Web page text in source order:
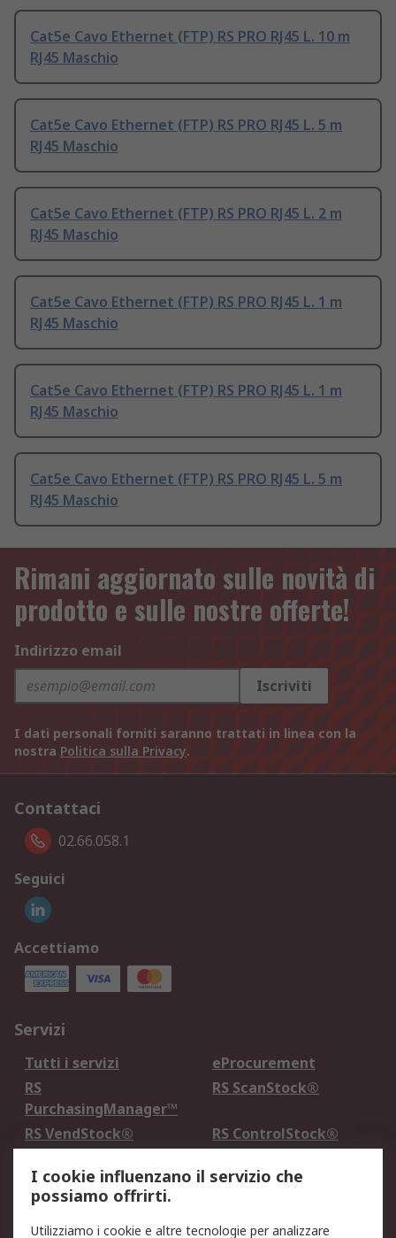
Cat5e Cavo Ethernet (FTP) RS PRO RJ45 L. 10 m
RJ45 Maschio
Cat5e Cavo Ethernet (FTP) RS PRO RJ45 L. 5 m
RJ45 Maschio
Cat5e Cavo Ethernet (FTP) RS PRO RJ45 L. 2 m
RJ45 Maschio
Cat5e Cavo Ethernet (FTP) RS PRO RJ45 L. 1 m
RJ45 Maschio
Cat5e Cavo Ethernet (FTP) RS PRO RJ45 L. 1 m
RJ45 Maschio
Cat5e Cavo Ethernet (FTP) RS PRO RJ45 L. 5 m
RJ45 Maschio
Rimani aggiornato sulle novità di
prodotto e sulle nostre offerte!
Indirizzo email
Iscriviti
I dati personali forniti saranno trattati in linea con la
nostra Politica sulla Privacy.
Contattaci
02.66.058.1
Seguici
Accettiamo
Servizi
Tutti i servizi
eProcurement
RS
PurchasingManager™
RS ScanStock®
RS VendStock®
RS ControlStock®
Legale
I cookie influenzano il servizio che
possiamo offrirti.
Utilizziamo i cookie e altre tecnologie per analizzare